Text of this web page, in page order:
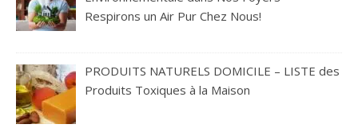
Respirons un Air Pur Chez Nous!
PRODUITS NATURELS DOMICILE – LISTE des
Produits Toxiques à la Maison